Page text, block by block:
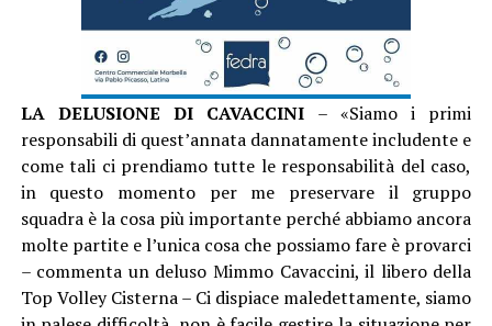
LA DELUSIONE DI CAVACCINI – «Siamo i primi
responsabili di quest’annata dannatamente includente e
come tali ci prendiamo tutte le responsabilità del caso,
in questo momento per me preservare il gruppo
squadra è la cosa più importante perché abbiamo ancora
molte partite e l’unica cosa che possiamo fare è provarci
– commenta un deluso Mimmo Cavaccini, il libero della
Top Volley Cisterna – Ci dispiace maledettamente, siamo